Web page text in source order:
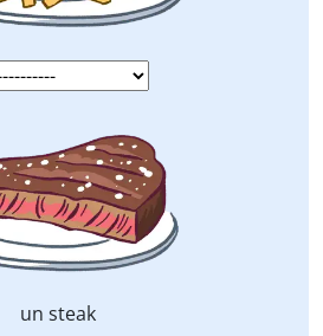
un steak